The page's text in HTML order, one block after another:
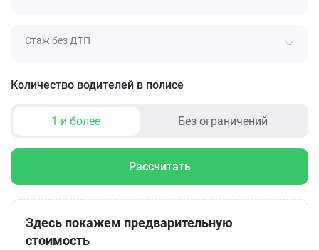
Стаж без ДТП
Количество водителей в полисе
1 и более Без ограничений
Рассчитать
Здесь покажем предварительную
стоимость